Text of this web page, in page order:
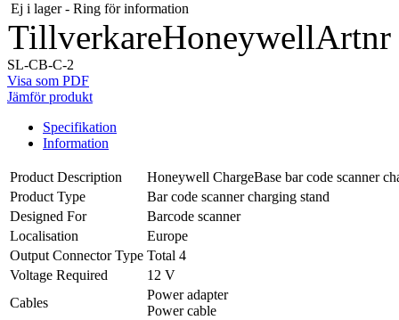
Ej i lager - Ring för information
TillverkareHoneywellArtnr
SL-CB-C-2
Visa som PDF
Jämför produkt
Specifikation
Information
Product Description
Honeywell ChargeBase bar code scanner
Product Type
Bar code scanner charging stand
Designed For
Barcode scanner
Localisation
Europe
Output Connector Type Total 4
Voltage Required
12 V
Cables
Power adapter
Power cable